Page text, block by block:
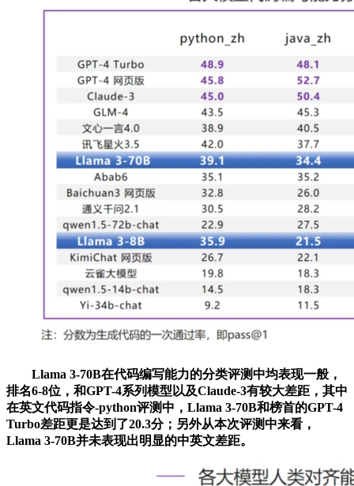
Llama 3-70B在代码编写能力的分类评测中均表现一般，
排名6-8位，和GPT-4系列模型以及Claude-3有较大差距，其中
在英文代码指令-python评测中，Llama 3-70B和榜首的GPT-4
Turbo差距更是达到了20.3分；另外从本次评测中来看，
Llama 3-70B并未表现出明显的中英文差距。